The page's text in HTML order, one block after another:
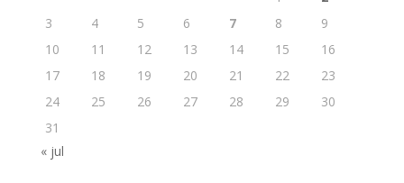
3
4 5 6 7 8
9
10
11 12 13 14 15
16
17
18 19 20 21 22
23
24
25 26 27 28 29
30
31
« jul